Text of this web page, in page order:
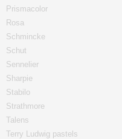
Prismacolor
Rosa
Schmincke
Schut
Sennelier
Sharpie
Stabilo
Strathmore
Talens
Terry Ludwig pastels